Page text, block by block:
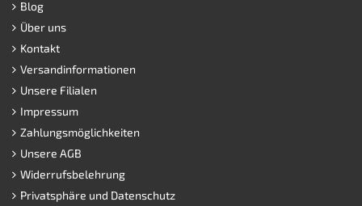
Blog
Über uns
Kontakt
Versandinformationen
Unsere Filialen
Impressum
Zahlungsmöglichkeiten
Unsere AGB
Widerrufsbelehrung
Privatsphäre und Datenschutz